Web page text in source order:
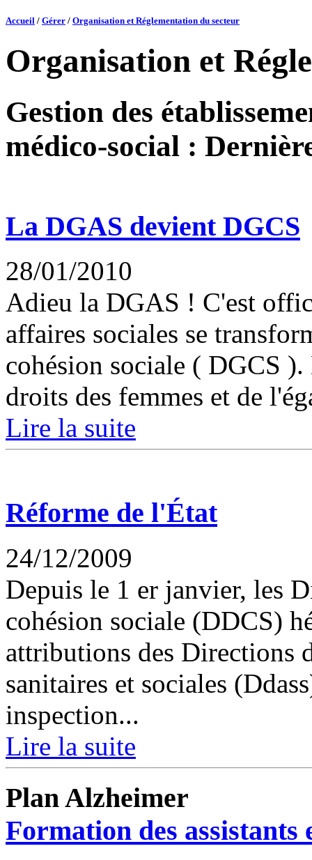
Accueil / Gérer / Organisation et Réglementation du secteur
Organisation et
Gestion des
médico-social :
La DGAS devient DGCS
28/01/2010
Adieu la DGAS ! C'est
affaires sociales se
cohésion sociale ( DGCS
droits des femmes et de
Lire la suite
Réforme de l'État
24/12/2009
Depuis le 1 er janvier, les
cohésion sociale (DDCS)
attributions des Directions
sanitaires et sociales
inspection...
Lire la suite
Plan Alzheimer
Formation des assistants